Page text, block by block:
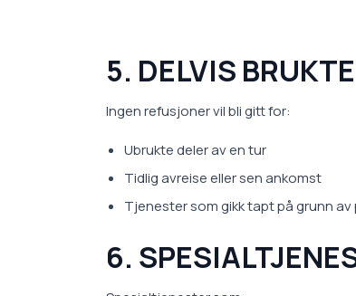
5. DELVIS
Ingen refusjoner vil bli gitt for:
Ubrukte deler av en tur
Tidlig avreise eller sen ankomst
Tjenester som gikk tapt på grunn
6.